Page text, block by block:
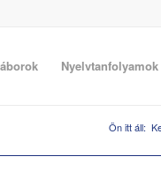
Nyelvtanfolyamok
Ön itt áll: